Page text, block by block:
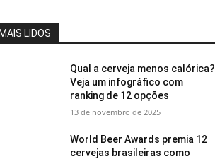
LIDOS
Qual a cerveja menos calórica?
Veja um infográfico com
ranking de 12 opções
13 de novembro de 2025
World Beer Awards premia 12
cervejas brasileiras como